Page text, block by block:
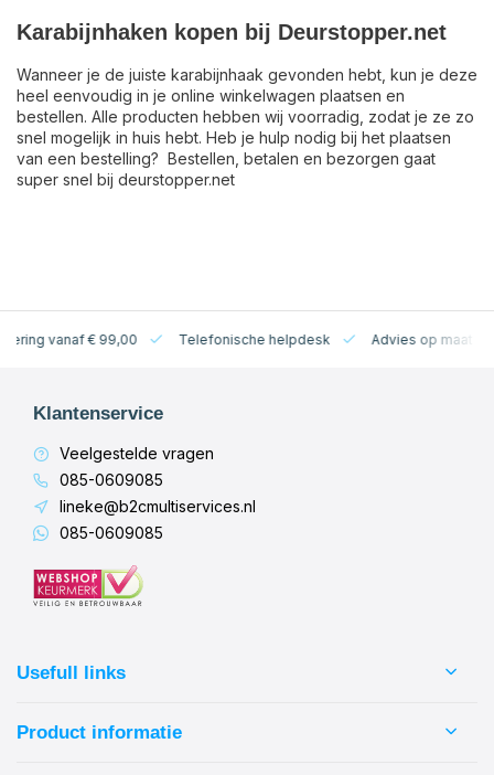
Karabijnhaken kopen bij Deurstopper.net
Wanneer je de juiste karabijnhaak gevonden hebt, kun je deze
heel eenvoudig in je online winkelwagen plaatsen en
bestellen. Alle producten hebben wij voorradig, zodat je ze zo
snel mogelijk in huis hebt. Heb je hulp nodig bij het plaatsen
van een bestelling? Bestellen, betalen en bezorgen gaat
super snel bij deurstopper.net
vanaf € 99,00 Telefonische helpdesk Advies op maat
Klantenservice
Veelgestelde vragen
085-0609085
lineke@b2cmultiservices.nl
085-0609085
Usefull links
Product informatie